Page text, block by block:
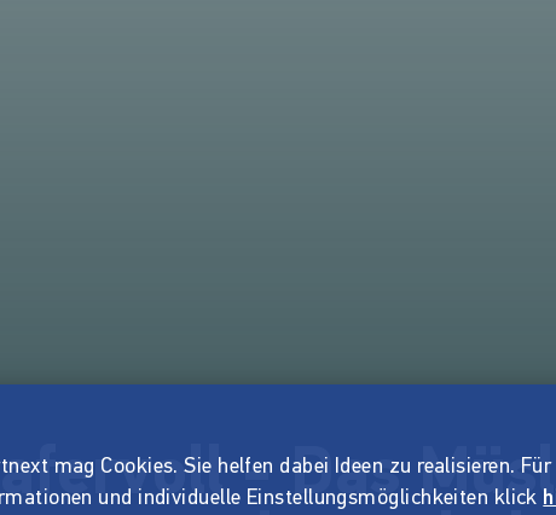
- Das
mag Cookies. Sie helfen dabei Ideen zu realisieren.
und individuelle Einstellungsmöglichkeiten klick